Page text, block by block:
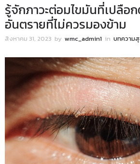
รู้จักภาวะต่อมไขมันที่เปลือ
อันตรายที่ไม่ควรมองข้าม
สิงหาคม 31, 2023 by wmc_admin1 in บทความ